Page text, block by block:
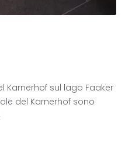
Karnerhof sul lago Faaker
del Karnerhof sono